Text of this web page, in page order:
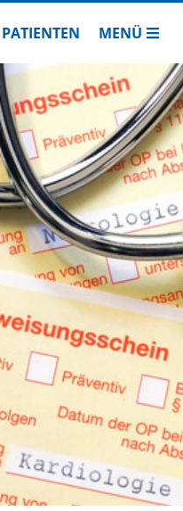
Seitensuche
PATIENTEN MENÜ